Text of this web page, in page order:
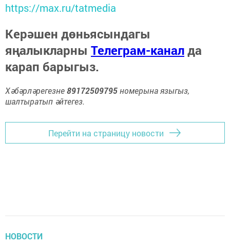
https://max.ru/tatmedia
Керәшен дөньясындагы
яңалыкларны Телеграм-каналда
карап барыгыз.
Хәбәрләрегезне89172509795номерына языгыз,
шалтыратып әйтегез.
Перейти на страницу новости
НОВОСТИ